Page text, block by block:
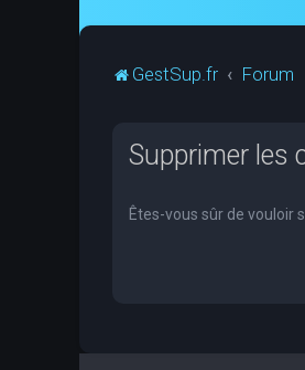
GestSup.fr Forum
Supprimer les
Êtes-vous sûr de vouloir